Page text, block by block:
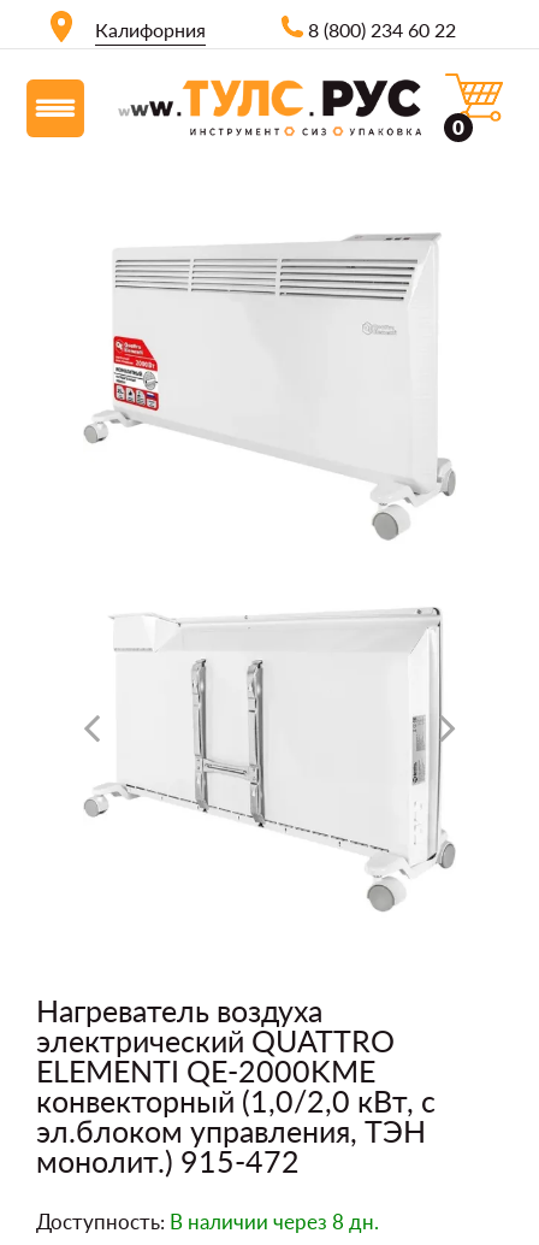
Калифорния 8 (800) 234 60 22
0
Нагреватель воздуха
электрический QUATTRO
ELEMENTI QE-2000KME
конвекторный (1,0/2,0 кВт, с
эл.блоком управления, ТЭН
монолит.) 915-472
Доступность: В наличии через 8 дн.